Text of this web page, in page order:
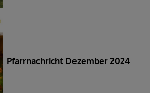
Pfarrnachricht Dezember 2024